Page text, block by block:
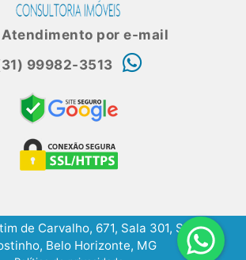
Atendimento por e-mail
99982-3513
de Carvalho, 671, Sala 301, Santo
Belo Horizonte, MG